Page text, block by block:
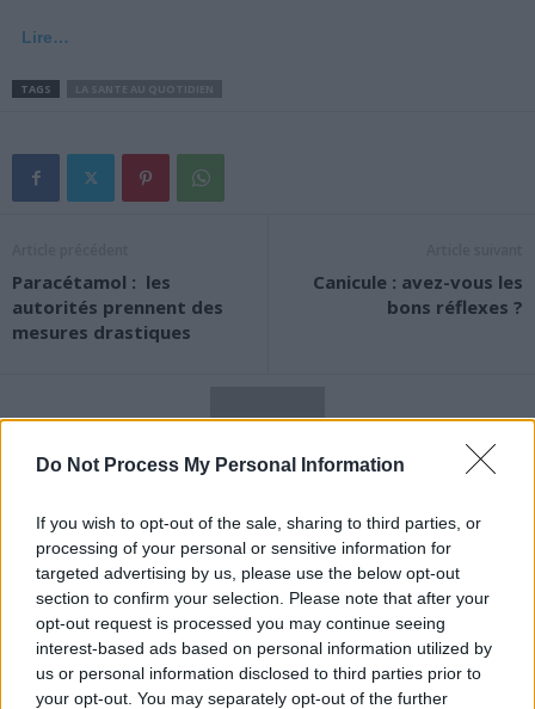
Do Not Process My Personal Information
If you wish to opt-out of the sale, sharing to third parties, or
processing of your personal or sensitive information for
targeted advertising by us, please use the below opt-out
section to confirm your selection. Please note that after your
opt-out request is processed you may continue seeing
interest-based ads based on personal information utilized by
us or personal information disclosed to third parties prior to
your opt-out. You may separately opt-out of the further
Lire…
TAGS
Paracétamol : les
autorités prennent des
mesures drastiques
Canicule : avez-vous les
bons réflexes ?
News Santé
https://news-sante.fr
ARTICLES CONNEXES PLUS DE L'AUTEUR